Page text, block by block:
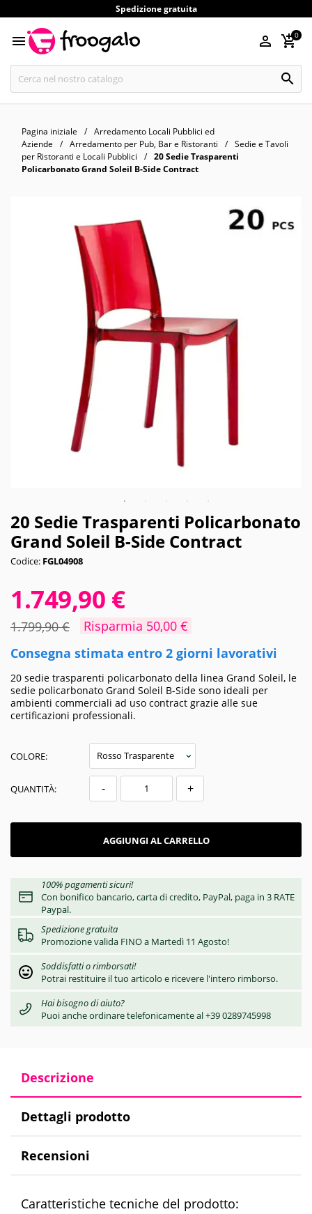
Spedizione gratuita
  0

Pagina iniziale
Arredamento Locali Pubblici ed
Aziende
Arredamento per Pub, Bar e Ristoranti
Sedie e Tavoli
per Ristoranti e Locali Pubblici
20 Sedie Trasparenti
Policarbonato Grand Soleil B-Side Contract
20 Sedie Trasparenti Policarbonato
Grand Soleil B-Side Contract
Codice: FGL04908
1.749,90 €
1.799,90 €
Risparmia 50,00 €
Consegna stimata entro 2 giorni lavorativi
20 sedie trasparenti policarbonato della linea Grand Soleil, le
sedie policarbonato Grand Soleil B-Side sono ideali per
ambienti commerciali ad uso contract grazie alle sue
certificazioni professionali.
COLORE:
QUANTITÀ: - +
AGGIUNGI AL CARRELLO
100% pagamenti sicuri!
Con bonifico bancario, carta di credito, PayPal, paga in 3 RATE
Paypal.
Spedizione gratuita
Promozione valida FINO a Martedì 11 Agosto!
Soddisfatti o rimborsati!
Potrai restituire il tuo articolo e ricevere l'intero rimborso.
Hai bisogno di aiuto?
Puoi anche ordinare telefonicamente al +39 0289745998
Descrizione
Dettagli prodotto
Recensioni
Caratteristiche tecniche del prodotto: